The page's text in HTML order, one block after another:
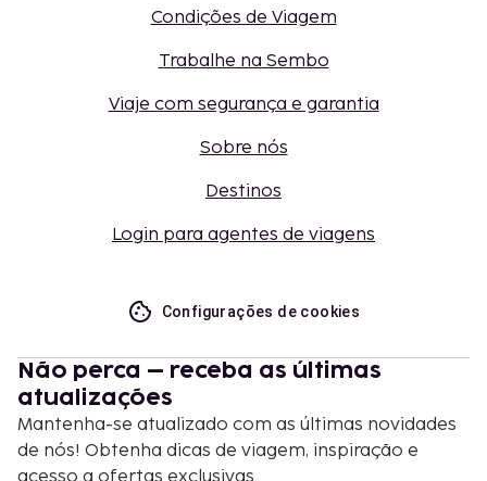
Condições de Viagem
Trabalhe na Sembo
Viaje com segurança e garantia
Sobre nós
Destinos
Login para agentes de viagens
Configurações de cookies
Não perca – receba as últimas
atualizações
Mantenha-se atualizado com as últimas novidades
de nós! Obtenha dicas de viagem, inspiração e